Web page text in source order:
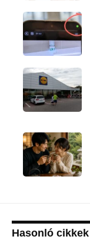
Hasonló cikkek